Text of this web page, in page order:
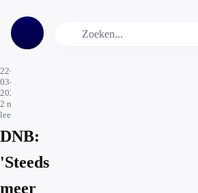
22-
03-
2021
2 min.
leestijd
DNB:
'Steeds
meer